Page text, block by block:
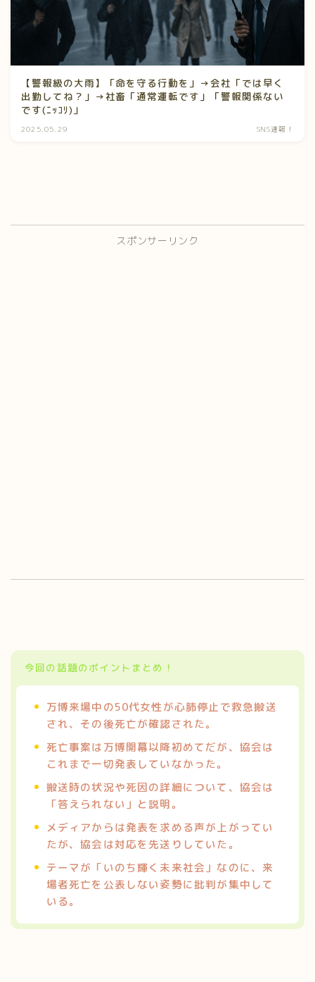
【警報級の大雨】「命を守る行動を」→会社「では早く
出勤してね？」→社畜「通常運転です」「警報関係ない
です(ﾆｯｺﾘ)」
2025.05.29 SNS速報！
スポンサーリンク
今回の話題のポイントまとめ！
万博来場中の50代女性が心肺停止で救急搬送
され、その後死亡が確認された。
死亡事案は万博開幕以降初めてだが、協会は
これまで一切発表していなかった。
搬送時の状況や死因の詳細について、協会は
「答えられない」と説明。
メディアからは発表を求める声が上がってい
たが、協会は対応を先送りしていた。
テーマが「いのち輝く未来社会」なのに、来
場者死亡を公表しない姿勢に批判が集中して
いる。